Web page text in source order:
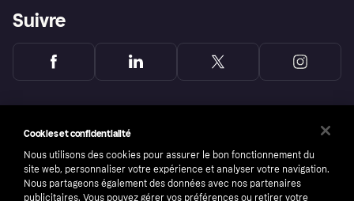
Suivre
Cookies et confidentialité
Nous utilisons des cookies pour assurer le bon fonctionnement du
site web, personnaliser votre expérience et analyser votre navigation.
Nous partageons également des données avec nos partenaires
publicitaires. Vous pouvez gérer vos préférences ou retirer votre